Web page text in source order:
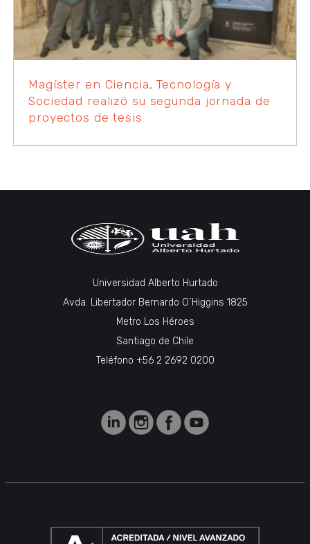
Magíster en Ciencia, Tecnología y
Sociedad realizó su segunda jornada de
proyectos de tesis
Universidad Alberto Hurtado
Avda. Libertador Bernardo O´Higgins 1825
Metro Los Héroes
Santiago de Chile
Teléfono +56 2 2692 0200